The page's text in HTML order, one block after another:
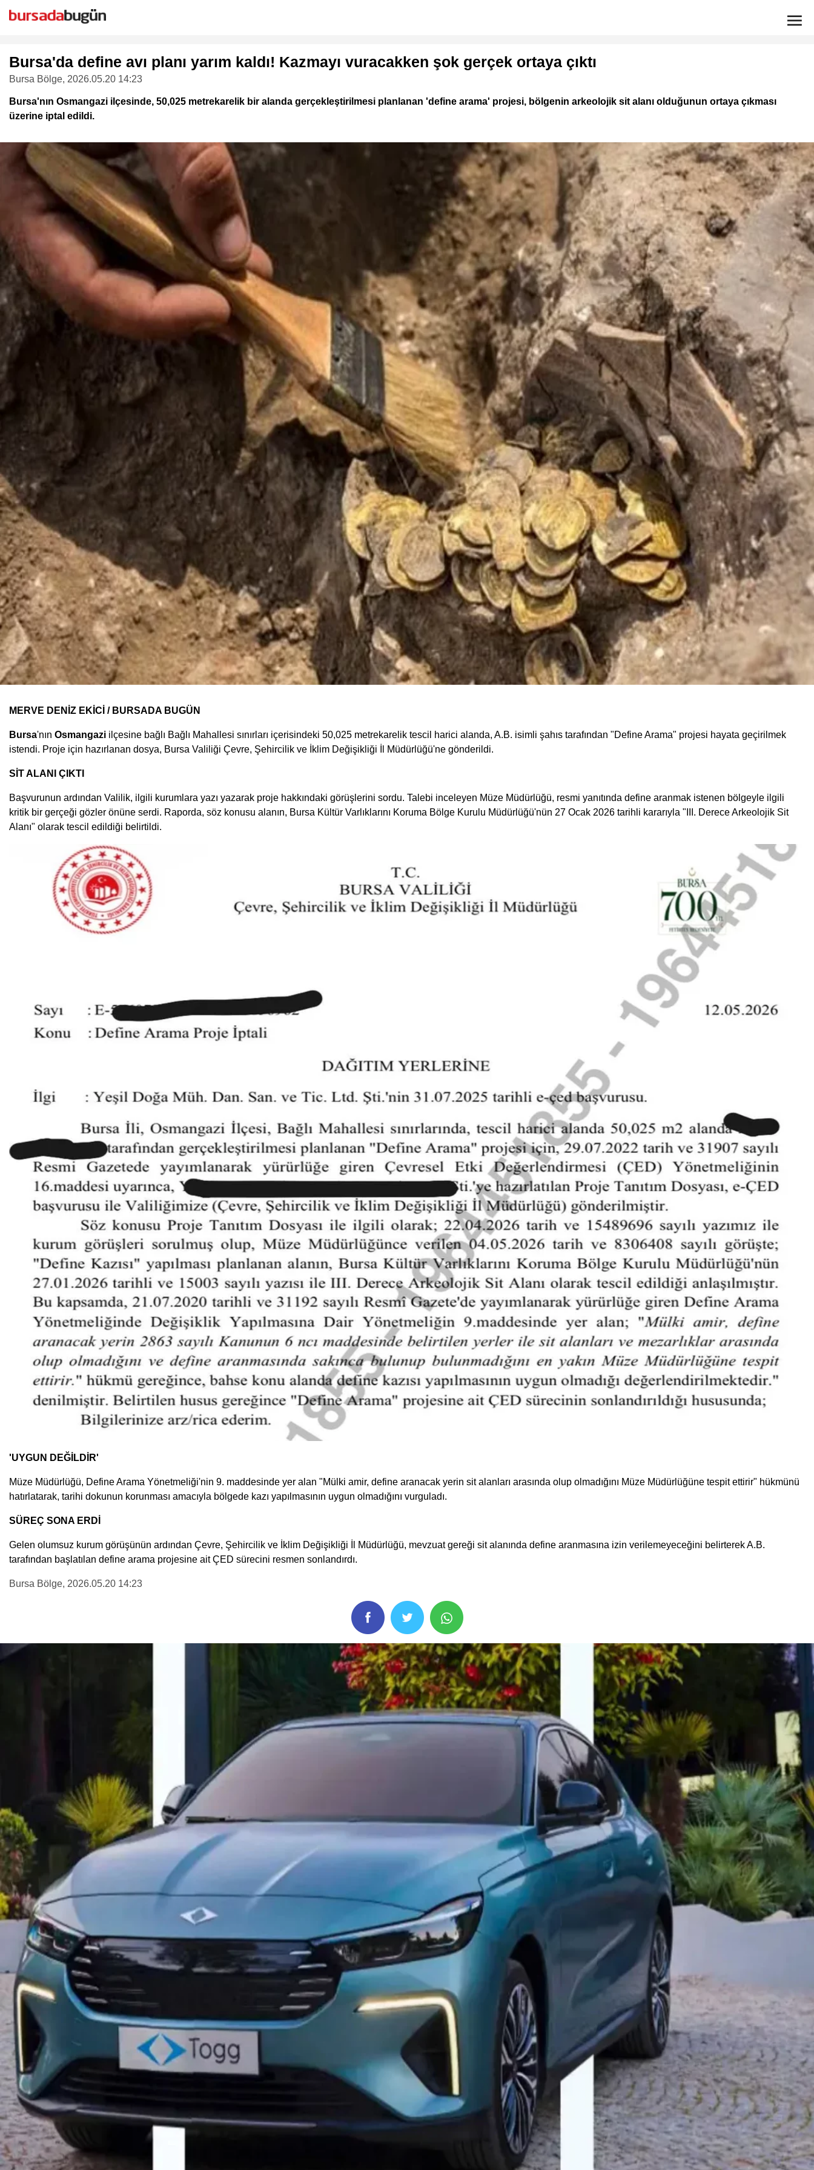
Bursa'da define avı planı yarım kaldı! Kazmayı vuracakken şok gerçek ortaya çıktı
Bursa Bölge, 2026.05.20 14:23
Bursa'nın Osmangazi ilçesinde, 50,025 metrekarelik bir alanda gerçekleştirilmesi planlanan 'define arama' projesi, bölgenin arkeolojik sit alanı olduğunun ortaya çıkması
üzerine iptal edildi.
MERVE DENİZ EKİCİ / BURSADA BUGÜN
Bursa'nın Osmangazi ilçesine bağlı Bağlı Mahallesi sınırları içerisindeki 50,025 metrekarelik tescil harici alanda, A.B. isimli şahıs tarafından "Define Arama" projesi hayata geçirilmek
istendi. Proje için hazırlanan dosya, Bursa Valiliği Çevre, Şehircilik ve İklim Değişikliği İl Müdürlüğü'ne gönderildi.
SİT ALANI ÇIKTI
Başvurunun ardından Valilik, ilgili kurumlara yazı yazarak proje hakkındaki görüşlerini sordu. Talebi inceleyen Müze Müdürlüğü, resmi yanıtında define aranmak istenen bölgeyle ilgili
kritik bir gerçeği gözler önüne serdi. Raporda, söz konusu alanın, Bursa Kültür Varlıklarını Koruma Bölge Kurulu Müdürlüğü'nün 27 Ocak 2026 tarihli kararıyla "III. Derece Arkeolojik Sit
Alanı" olarak tescil edildiği belirtildi.
'UYGUN DEĞİLDİR'
Müze Müdürlüğü, Define Arama Yönetmeliği'nin 9. maddesinde yer alan "Mülki amir, define aranacak yerin sit alanları arasında olup olmadığını Müze Müdürlüğüne tespit ettirir" hükmünü
hatırlatarak, tarihi dokunun korunması amacıyla bölgede kazı yapılmasının uygun olmadığını vurguladı.
SÜREÇ SONA ERDİ
Gelen olumsuz kurum görüşünün ardından Çevre, Şehircilik ve İklim Değişikliği İl Müdürlüğü, mevzuat gereği sit alanında define aranmasına izin verilemeyeceğini belirterek A.B.
tarafından başlatılan define arama projesine ait ÇED sürecini resmen sonlandırdı.
Bursa Bölge, 2026.05.20 14:23